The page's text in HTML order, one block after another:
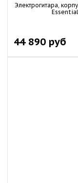
Электрогитара,
44 890 руб